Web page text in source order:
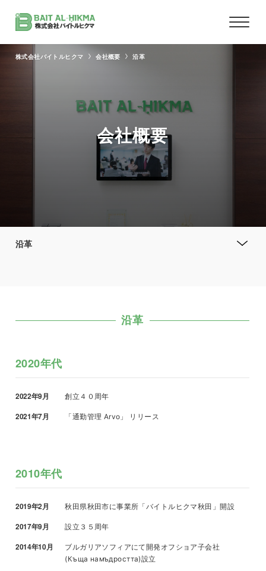
株式会社バイトルヒクマ 会社概要 沿革
会社概要
沿革
沿革
2020年代
2022年9月 創立４０周年
2021年7月 「通勤管理 Arvo」 リリース
2010年代
2019年2月 秋田県秋田市に事業所「バイトルヒクマ秋田」開設
2017年9月 設立３５周年
2014年10月
ブルガリアソフィアにて開発オフショア子会社
(Къща намъдростта)設立